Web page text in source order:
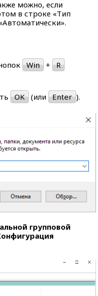
можно, если
в строке «Тип
Win +
R
OK (или Enter ).
групповой